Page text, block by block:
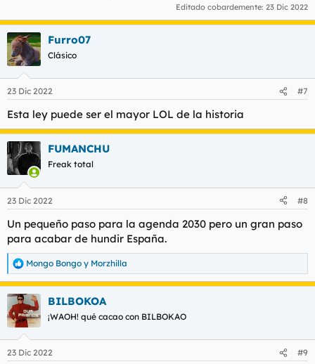
Editado cobardemente: 23 Dic 2022
Furro07
Clásico
23 Dic 2022 #7
Esta ley puede ser el mayor LOL de la historia
FUMANCHU
Freak total
23 Dic 2022 #8
Un pequeño paso para la agenda 2030 pero un gran paso
para acabar de hundir España.
R
e
a
c
c
i
e
Mongo Bongo y Morzhilla
BILBOKOA
¡WAOH! qué cacao con BILBOKAO
23 Dic 2022 #9